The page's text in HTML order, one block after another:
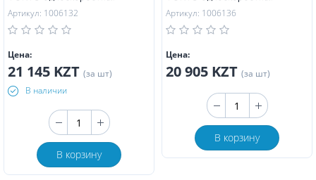
Артикул: 1006132
Цена:
21 145 KZT (за шт)
В наличии
В корзину
Артикул: 1006136
Цена:
20 905 KZT (за шт)
В корзину